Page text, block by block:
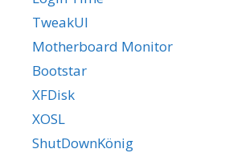
TweakUI
Motherboard Monitor
Bootstar
XFDisk
XOSL
ShutDownKönig